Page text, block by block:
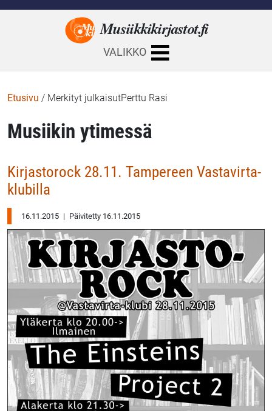
Musiikkikirjastot.fi
VALIKKO
Etusivu / Merkityt julkaisutPerttu Rasi
Musiikin ytimessä
Kirjastorock 28.11. Tampereen Vastavirta-
klubilla
16.11.2015 | Päivitetty 16.11.2015